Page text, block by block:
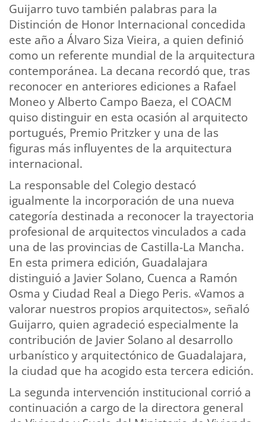
Guijarro tuvo también palabras para la
Distinción de Honor Internacional concedida
este año a Álvaro Siza Vieira, a quien definió
como un referente mundial de la arquitectura
contemporánea. La decana recordó que, tras
reconocer en anteriores ediciones a Rafael
Moneo y Alberto Campo Baeza, el COACM
quiso distinguir en esta ocasión al arquitecto
portugués, Premio Pritzker y una de las
figuras más influyentes de la arquitectura
internacional.
La responsable del Colegio destacó
igualmente la incorporación de una nueva
categoría destinada a reconocer la trayectoria
profesional de arquitectos vinculados a cada
una de las provincias de Castilla-La Mancha.
En esta primera edición, Guadalajara
distinguió a Javier Solano, Cuenca a Ramón
Osma y Ciudad Real a Diego Peris. «Vamos a
valorar nuestros propios arquitectos», señaló
Guijarro, quien agradeció especialmente la
contribución de Javier Solano al desarrollo
urbanístico y arquitectónico de Guadalajara,
la ciudad que ha acogido esta tercera edición.
La segunda intervención institucional corrió a
continuación a cargo de la directora general